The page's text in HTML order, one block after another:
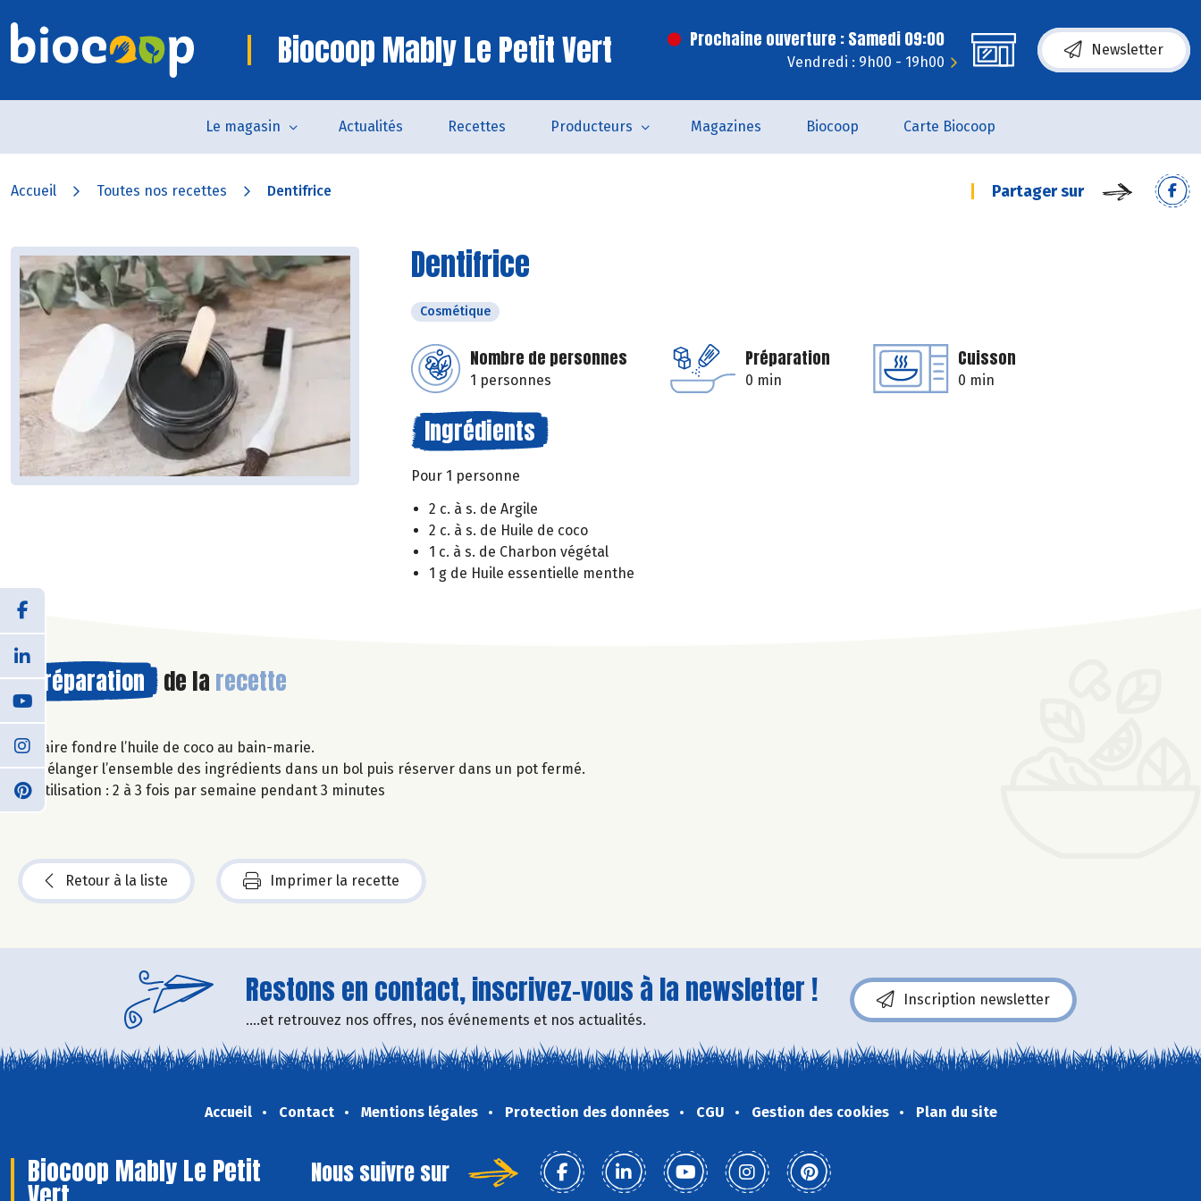
Biocoop Mably Le Petit Vert Prochaine ouverture : Samedi 09:00
Vendredi : 9h00 - 19h00
Newsletter
Le magasin Actualités Recettes Producteurs Magazines Biocoop Carte Biocoop
Accueil Toutes nos recettes Dentifrice Partager sur
Dentifrice
Cosmétique
Nombre de personnes
1 personnes
Préparation
0 min
Cuisson
0 min
Ingrédients
Pour 1 personne
2 c. à s. de Argile
2 c. à s. de Huile de coco
1 c. à s. de Charbon végétal
1 g de Huile essentielle menthe
Préparation de la recette
Faire fondre l’huile de coco au bain-marie.
Mélanger l’ensemble des ingrédients dans un bol puis réserver dans un pot fermé.
Utilisation : 2 à 3 fois par semaine pendant 3 minutes
Retour à la liste Imprimer la recette
Restons en contact, inscrivez-vous à la newsletter !
....et retrouvez nos offres, nos événements et nos actualités.
Inscription newsletter
Accueil Contact Mentions légales Protection des données CGU Gestion des cookies Plan du site
Biocoop Mably Le Petit Nous suivre sur